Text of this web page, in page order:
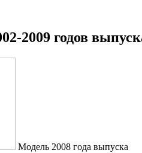
2009 годов
Модель 2008 года выпуска